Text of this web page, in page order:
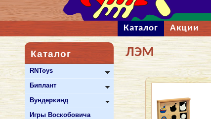
Каталог Акции
Каталог
RNToys
Биплант
Вундеркинд
Игры Воскобовича
ЛЭМ